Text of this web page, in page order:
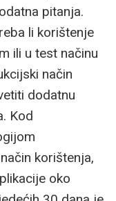
pitanja.
li korištenje
ili u test načinu
način
dodatnu
Kod
korištenja,
oko